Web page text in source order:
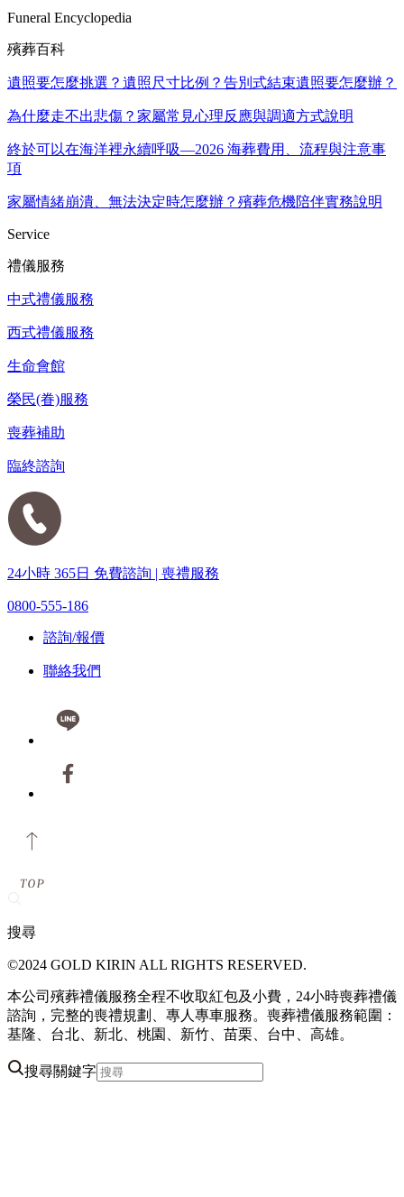
Funeral Encyclopedia
殯葬百科
遺照要怎麼挑選？遺照尺寸比例？告別式結束遺照要怎麼辦？
為什麼走不出悲傷？家屬常見心理反應與調適方式說明
終於可以在海洋裡永續呼吸—2026 海葬費用、流程與注意事
項
家屬情緒崩潰、無法決定時怎麼辦？殯葬危機陪伴實務說明
Service
禮儀服務
中式禮儀服務
西式禮儀服務
生命會館
榮民(眷)服務
喪葬補助
臨終諮詢
24小時 365日 免費諮詢 | 喪禮服務
0800-555-186
諮詢/報價
聯絡我們
搜尋
©2024 GOLD KIRIN ALL RIGHTS RESERVED.
本公司殯葬禮儀服務全程不收取紅包及小費，24小時喪葬禮儀
諮詢，完整的喪禮規劃、專人專車服務。喪葬禮儀服務範圍：
基隆、台北、新北、桃園、新竹、苗栗、台中、高雄。
搜尋關鍵字